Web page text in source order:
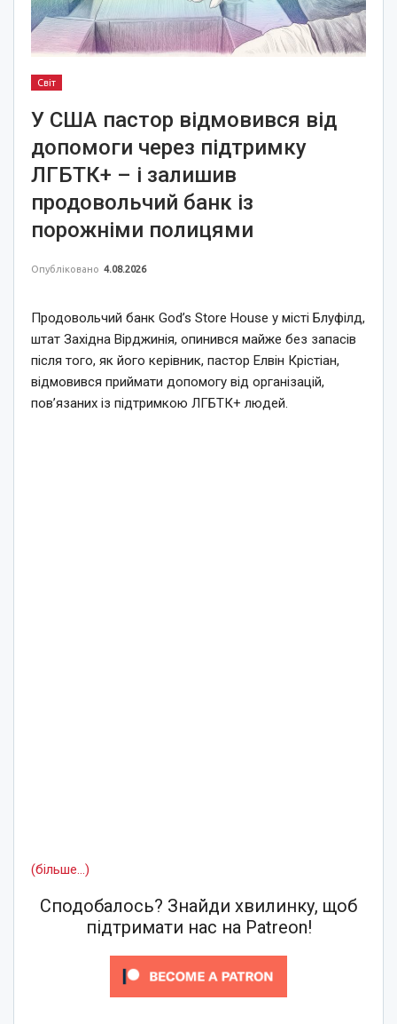
Світ
У США пастор відмовився від
допомоги через підтримку
ЛГБТК+ – і залишив
продовольчий банк із
порожніми полицями
Опубліковано 4.08.2026
Продовольчий банк God’s Store House у місті Блуфілд,
штат Західна Вірджинія, опинився майже без запасів
після того, як його керівник, пастор Елвін Крістіан,
відмовився приймати допомогу від організацій,
пов’язаних із підтримкою ЛГБТК+ людей.
(більше…)
Сподобалось? Знайди хвилинку, щоб
підтримати нас на Patreon!